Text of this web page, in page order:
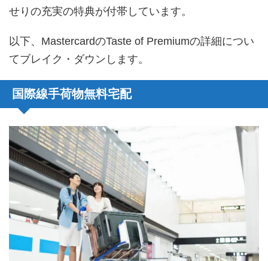
せりの充実の特典が付帯しています。
以下、MastercardのTaste of Premiumの詳細につい
てブレイク・ダウンします。
国際線手荷物無料宅配